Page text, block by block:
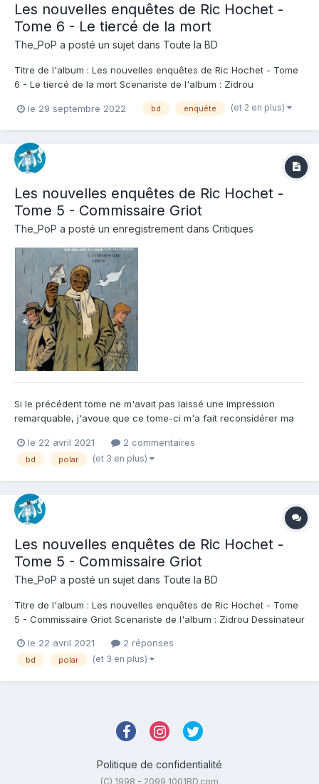
Les nouvelles enquêtes de Ric Hochet -
Tome 6 - Le tiercé de la mort
The_PoP a posté un sujet dans Toute la BD
Titre de l'album : Les nouvelles enquêtes de Ric Hochet - Tome
6 - Le tiercé de la mort Scenariste de l'album : Zidrou
de l'album : Le Lombard Note : Résumé de l'album : Si Ric Hochet
le 29 septembre 2022 bd enquête (et 2 en plus)
Les nouvelles enquêtes de Ric Hochet -
Tome 5 - Commissaire Griot
The_PoP a posté un enregistrement dans Critiques
Si le précédent tome ne m'avait pas laissé une impression
remarquable, j'avoue que ce tome-ci m'a fait reconsidérer ma
Lombard. En effet ce tome fourmille de bonnes idées, et on sent
que le traitement avec un regard actuel sur une époque...
le 22 avril 2021 2 commentaires
bd polar (et 3 en plus)
Les nouvelles enquêtes de Ric Hochet -
Tome 5 - Commissaire Griot
The_PoP a posté un sujet dans Toute la BD
Titre de l'album : Les nouvelles enquêtes de Ric Hochet - Tome
5 - Commissaire Griot Scenariste de l'album : Zidrou Dessinateur
l'album : Le Lombard Note : Résumé de l'album : Suite à un
échange international, B...
le 22 avril 2021 2 réponses
bd polar (et 3 en plus)
Politique de confidentialité
(C) 1998 - 2099 1001BD.com